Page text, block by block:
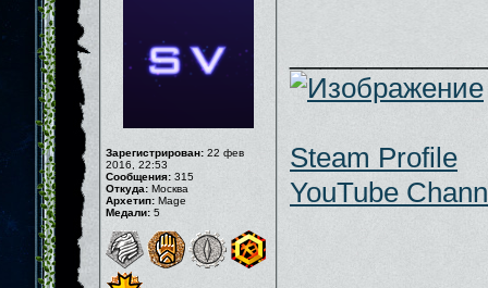
Зарегистрирован: 22 фев
2016, 22:53
Сообщения: 315
Откуда: Москва
Архетип: Mage
Медали: 5
Steam Profile
YouTube